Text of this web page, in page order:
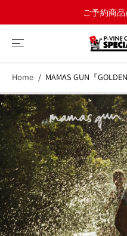
Home MAMAS GUN『
商品情報へスキ
ップ